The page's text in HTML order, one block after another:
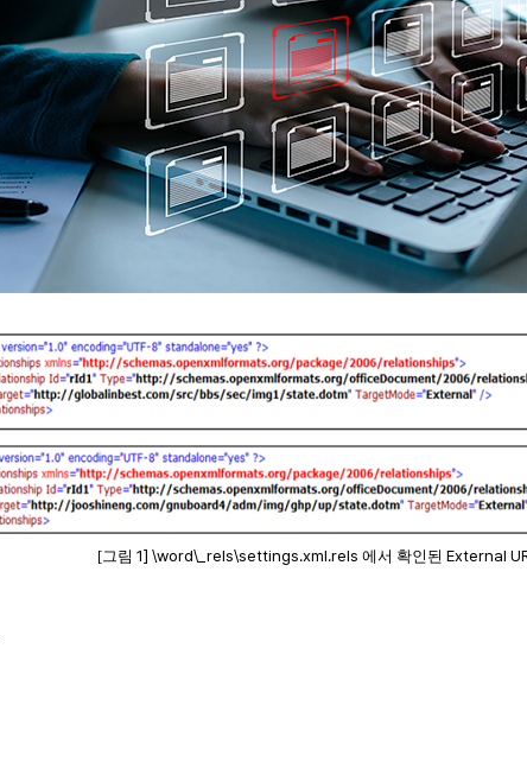
[그림 1] \word\_rels\settings.xml.rels 에서 확인된 External